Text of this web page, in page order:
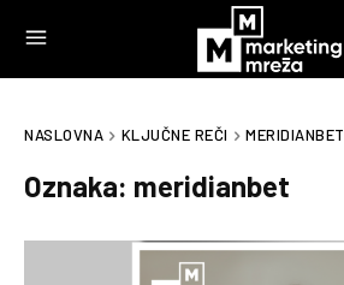
NASLOVNA KLJUČNE REČI MERIDIANBET
Oznaka: meridianbet